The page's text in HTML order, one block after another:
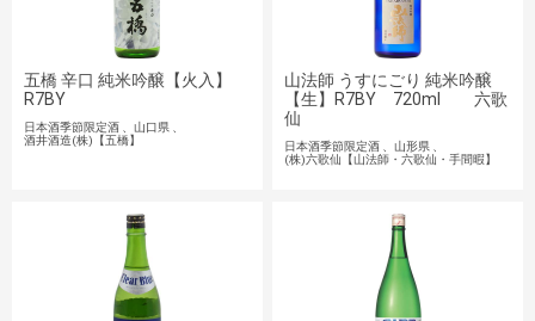
五橋 辛口 純米吟醸【火入】
R7BY
日本酒季節限定酒
山口県
酒井酒造(株)【五橋】
山法師 うすにごり 純米吟醸
【生】R7BY 720ml 六歌
仙
日本酒季節限定酒
山形県
(株)六歌仙【山法師・六歌仙・手間暇】